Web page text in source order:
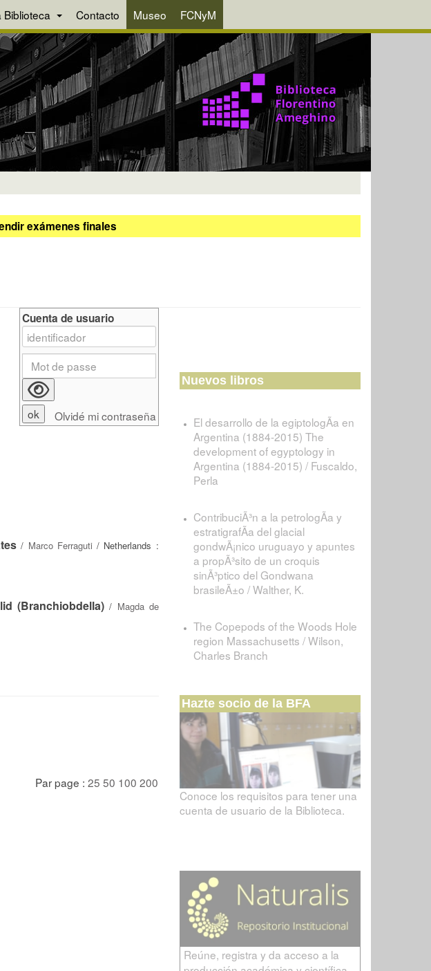
Biblioteca Contacto Museo FCNyM
exámenes finales
/ Marco Ferraguti / Netherlands :
(Branchiobdella) / Magda de
Par page : 25 50 100 200
Cuenta de usuario
Olvidé mi contraseña
Nuevos libros
El desarrollo de la egiptologÃ­a en
Argentina (1884-2015) The
development of egyptology in
Argentina (1884-2015) / Fuscaldo,
Perla
ContribuciÃ³n a la petrologÃ­a y
estratigrafÃ­a del glacial
gondwÃ¡nico uruguayo y apuntes
a propÃ³sito de un croquis
sinÃ³ptico del Gondwana
brasileÃ±o / Walther, K.
The Copepods of the Woods Hole
region Massachusetts / Wilson,
Charles Branch
Hazte socio de la BFA
Conoce los requisitos para tener una
cuenta de usuario de la Biblioteca.
Reúne, registra y da acceso a la